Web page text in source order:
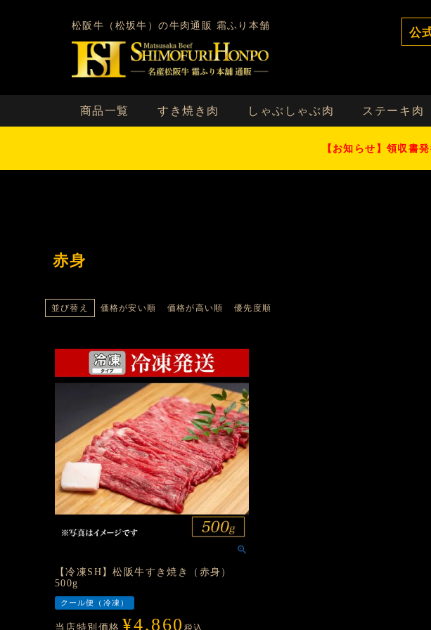
松阪牛（松坂牛）の牛肉通販 霜ふり本舗 公
商品一覧 すき焼き肉 しゃぶしゃぶ肉 ステーキ肉
【お知らせ】領収書
赤身
並び替え 価格が安い順 価格が高い順 優先度順
【冷凍SH】松阪牛すき焼き（赤身）
500g
クール便（冷凍）
当店特別価格 ¥4,860